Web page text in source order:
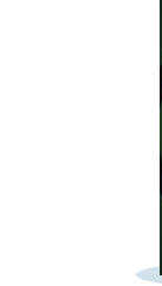
Schrijf